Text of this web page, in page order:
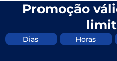
Promoção
Dias Horas